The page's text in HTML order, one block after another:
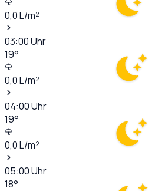
0,0L/m²
03:00Uhr
19°
0,0L/m²
04:00Uhr
19°
0,0L/m²
05:00Uhr
18°